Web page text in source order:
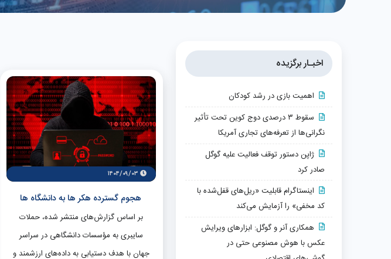
اخبـار برگزیده
اهمیت بازی در رشد کودکان
سقوط ۳ درصدی دوج کوین تحت تأثیر
نگرانی‌ها از تعرفه‌های تجاری آمریکا
ژاپن دستور توقف فعالیت علیه گوگل
صادر کرد
اینستاگرام قابلیت «ریل‌های قفل‌شده با
کد مخفی» را آزمایش می‌کند
همکاری آنر و گوگل: ابزارهای ویرایش
عکس با هوش مصنوعی حتی در
۱۴۰۴/۰۹/۰۳
هجوم گسترده هکر ها به دانشگاه ها
بر اساس گزارش‌های منتشر شده، حملات
سایبری به مؤسسات دانشگاهی در سراسر
جهان با هدف دستیابی به داده‌های ارزشمند و